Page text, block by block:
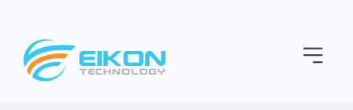
content
Menu
e
g